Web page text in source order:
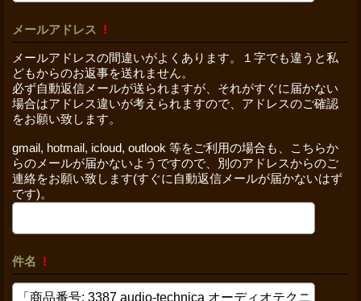
メールアドレス !
メールアドレスの間違いがよくあります。１字でも違うと私
どもからのお返事を送れません。
必ず自動返信メールが送られますが、それがすぐに届かない
場合はアドレス違いが考えられますので、アドレスのご確認
をお願い致します。
gmail, hotmail, icloud, outlook 等をご利用の場合も、こちらか
らのメールが届かないようですので、別のアドレスからのご
連絡をお願い致します(すぐに自動返信メールが届かないはず
です)。
件名 !